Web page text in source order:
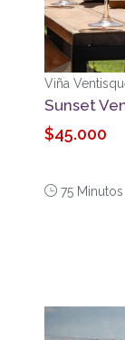
Viña
Sunset
$45.000
75 Minutos